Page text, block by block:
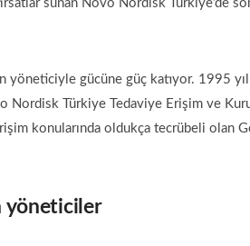
sunan Novo Nordisk Türkiye’de
gücüne güç katıyor. 1995
Nordisk Türkiye Tedaviye Erişim ve
konularında oldukça tecrübeli olan
yöneticiler